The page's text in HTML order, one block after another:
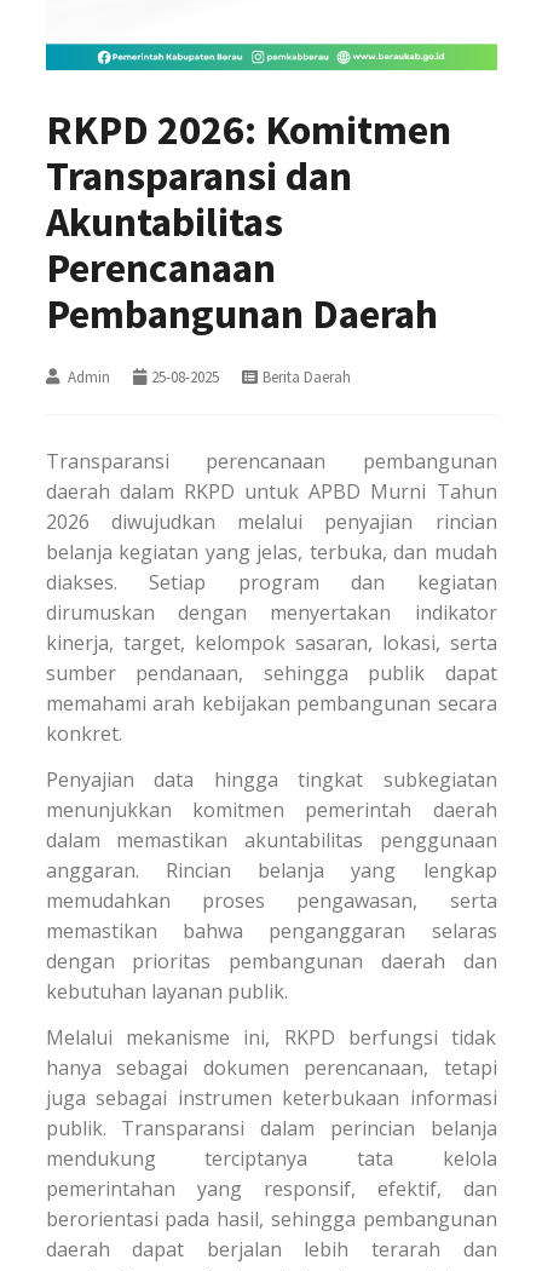
RKPD 2026: Komitmen
Transparansi dan
Akuntabilitas
Perencanaan
Pembangunan Daerah
Admin 25-08-2025 Berita Daerah
Transparansi perencanaan pembangunan
daerah dalam RKPD untuk APBD Murni Tahun
2026 diwujudkan melalui penyajian rincian
belanja kegiatan yang jelas, terbuka, dan mudah
diakses. Setiap program dan kegiatan
dirumuskan dengan menyertakan indikator
kinerja, target, kelompok sasaran, lokasi, serta
sumber pendanaan, sehingga publik dapat
memahami arah kebijakan pembangunan secara
konkret.
Penyajian data hingga tingkat subkegiatan
menunjukkan komitmen pemerintah daerah
dalam memastikan akuntabilitas penggunaan
anggaran. Rincian belanja yang lengkap
memudahkan proses pengawasan, serta
memastikan bahwa penganggaran selaras
dengan prioritas pembangunan daerah dan
kebutuhan layanan publik.
Melalui mekanisme ini, RKPD berfungsi tidak
hanya sebagai dokumen perencanaan, tetapi
juga sebagai instrumen keterbukaan informasi
publik. Transparansi dalam perincian belanja
mendukung terciptanya tata kelola
pemerintahan yang responsif, efektif, dan
berorientasi pada hasil, sehingga pembangunan
daerah dapat berjalan lebih terarah dan